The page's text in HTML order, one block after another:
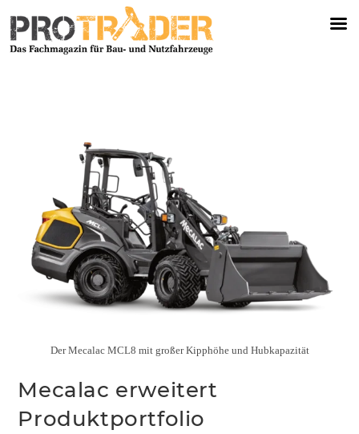
Der Mecalac MCL8 mit großer Kipphöhe und Hubkapazität
Mecalac erweitert
Produktportfolio